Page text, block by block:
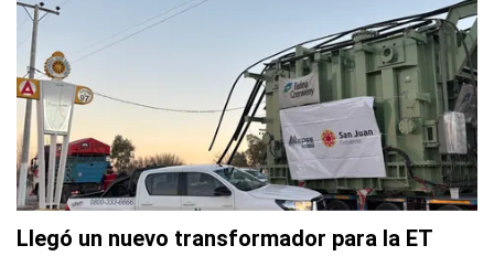
Llegó un nuevo transformador para la ET